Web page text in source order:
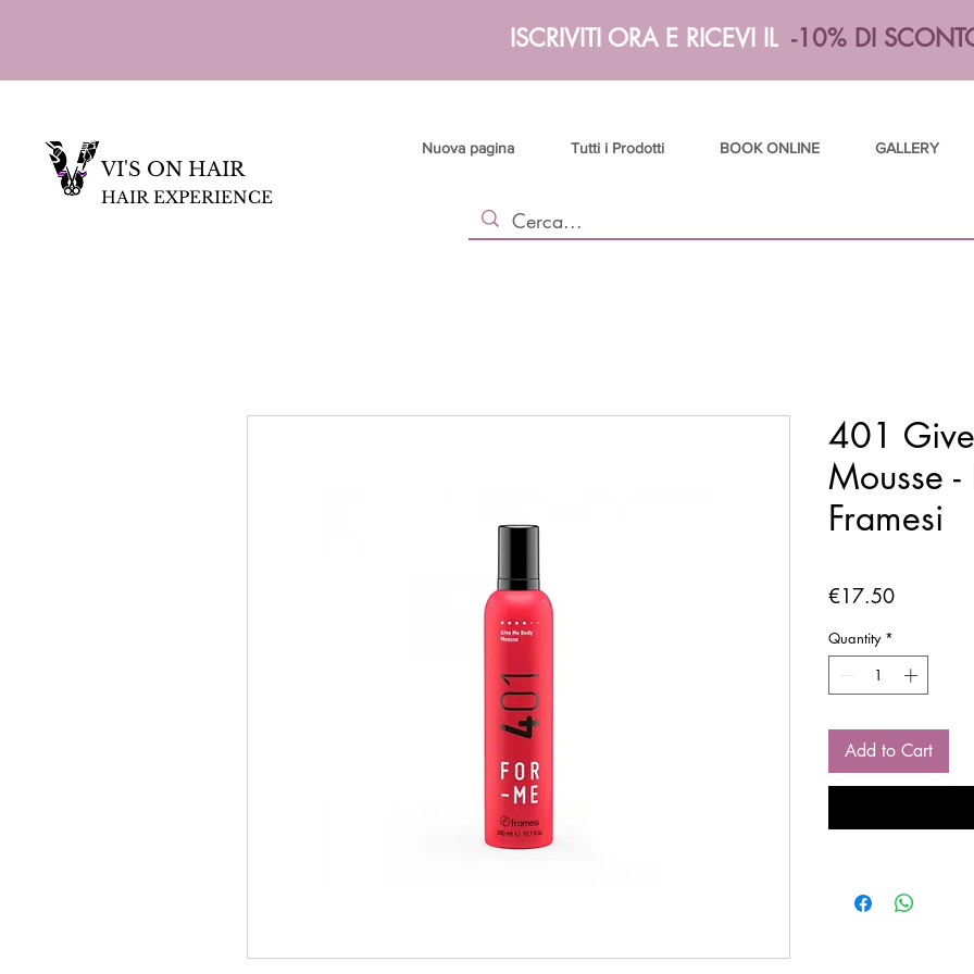
ISCRIVITI ORA E RICEVI IL -10% DI
VI'S ON HAIR
HAIR EXPERIENCE
Nuova pagina Tutti i Prodotti BOOK ONLINE GALLERY
401
Mousse
Framesi
€17.50Price
Quantity *
Add to Cart